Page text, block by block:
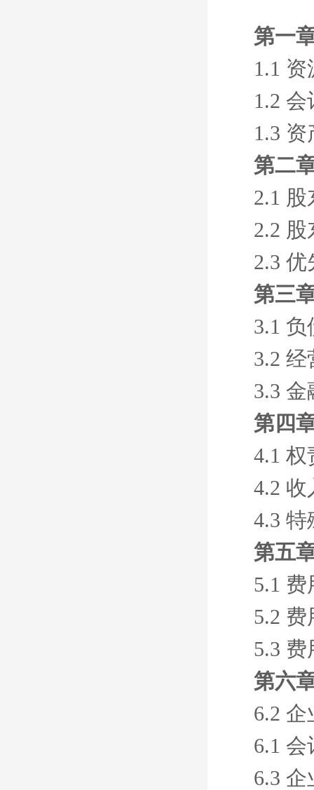
第一
1.1
1.2
1.3
第二
2.1
2.2
2.3
第三
3.1
3.2
3.3
第四
4.1
4.2
4.3
第五
5.1
5.2
5.3
第六
6.2
6.1
6.3